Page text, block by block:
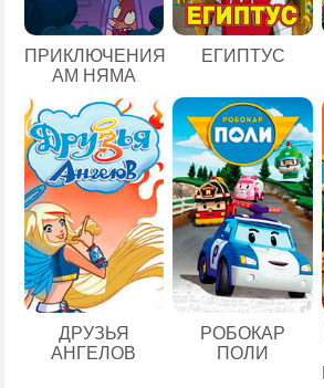
ПРИКЛЮЧЕНИЯ
АМ НЯМА
ЕГИПТУС
ДРУЗЬЯ
АНГЕЛОВ
РОБОКАР
ПОЛИ